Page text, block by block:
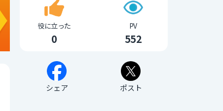
役に立った
0
PV
552
シェア ポスト